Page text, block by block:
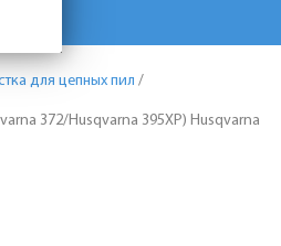
для цепных пил /
372/Husqvarna 395ХР) Husqvarna